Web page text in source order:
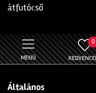
átfutócső
MENÜ
0
Általános